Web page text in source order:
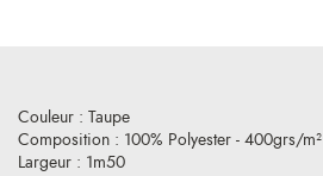
Couleur : Taupe
Composition : 100% Polyester - 400grs/m²
Largeur : 1m50